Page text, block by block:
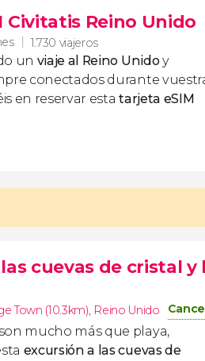
Civitatis Reino Unido
1.730 viajeros
un viaje al Reino Unidoy
conectados durante
en reservar estatarjeta eSIM
cuevas de cristal y
Town (10.3km), Reino Unido
mucho más que playa,
excursión a las cuevas de